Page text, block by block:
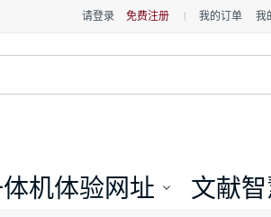
请登录 免费注册 我的订单 我
机体验网址 文献